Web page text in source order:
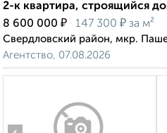
2-к квартира, строящийся
8 600 000 ₽ 147 300 ₽ за м²
Свердловский район, мкр.
Агентство, 07.08.2026